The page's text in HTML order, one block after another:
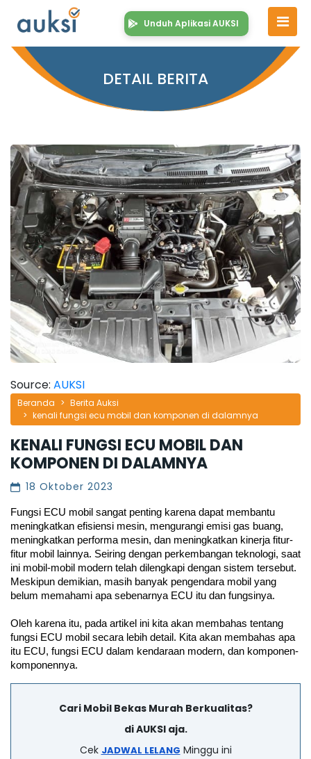
Unduh Aplikasi AUKSI
DETAIL BERITA
Beranda
Berita Auksi
kenali fungsi ecu mobil dan komponen di dalamnya
KENALI FUNGSI ECU MOBIL DAN
KOMPONEN DI DALAMNYA
18 Oktober 2023
Fungsi ECU mobil sangat penting karena dapat membantu
meningkatkan efisiensi mesin, mengurangi emisi gas buang,
meningkatkan performa mesin, dan meningkatkan kinerja fitur-
fitur mobil lainnya. Seiring dengan perkembangan teknologi, saat
ini mobil-mobil modern telah dilengkapi dengan sistem tersebut.
Meskipun demikian, masih banyak pengendara mobil yang
belum memahami apa sebenarnya ECU itu dan fungsinya.
Oleh karena itu, pada artikel ini kita akan membahas tentang
fungsi ECU mobil secara lebih detail. Kita akan membahas apa
itu ECU, fungsi ECU dalam kendaraan modern, dan komponen-
komponennya.
Cari Mobil Bekas Murah Berkualitas?
di AUKSI aja.
Cek JADWAL LELANG Minggu ini
Source: AUKSI